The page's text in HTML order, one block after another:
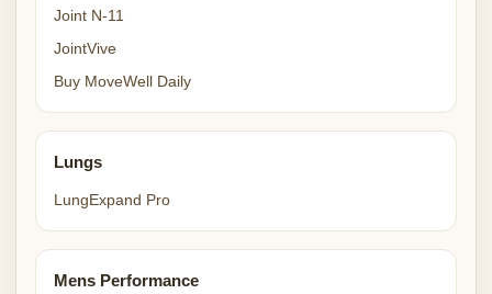
Joint N-11
JointVive
Buy MoveWell Daily
Lungs
LungExpand Pro
Mens Performance